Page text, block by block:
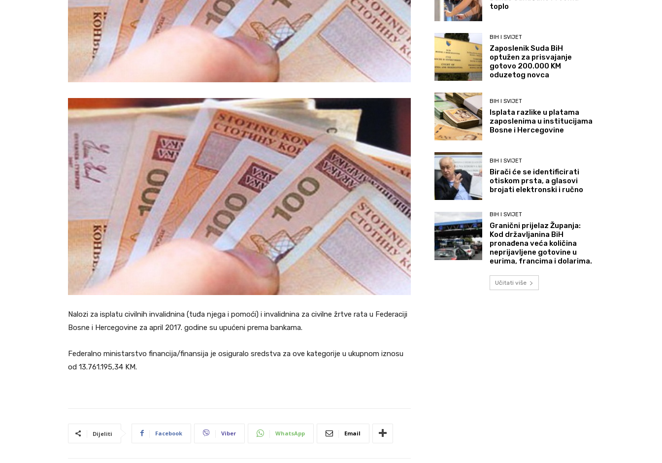
Nalozi za isplatu civilnih invalidnina (tuđa njega i pomoći) i invalidnina za civilne žrtve rata u Federaciji
Bosne i Hercegovine za april 2017. godine su upućeni prema bankama.
Federalno ministarstvo financija/finansija je osiguralo sredstva za ove kategorije u ukupnom iznosu
od 13.761.195,34 KM.
Dijeliti Facebook Viber WhatsApp Email
toplo
BIH I SVIJET
Zaposlenik Suda BiH
optužen za prisvajanje
gotovo 200.000 KM
oduzetog novca
BIH I SVIJET
Isplata razlike u platama
zaposlenima u institucijama
Bosne i Hercegovine
BIH I SVIJET
Birači će se identificirati
otiskom prsta, a glasovi
brojati elektronski i ručno
BIH I SVIJET
Granični prijelaz Županja:
Kod državljanina BiH
pronađena veća količina
neprijavljene gotovine u
eurima, francima i dolarima.
Učitati više